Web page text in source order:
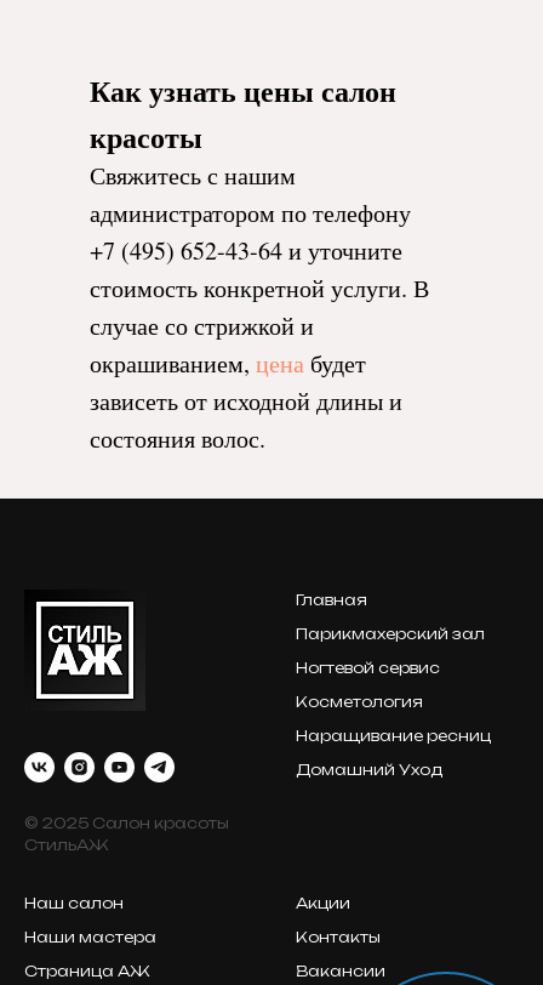
Как узнать цены салон
красоты
Свяжитесь с нашим
администратором по телефону
+7 (495) 652-43-64 и уточните
стоимость конкретной услуги. В
случае со стрижкой и
окрашиванием, цена будет
зависеть от исходной длины и
состояния волос.
© 2025 Салон красоты
СтильАЖ
Главная
Парикмахерский зал
Ногтевой сервис
Косметология
Наращивание ресниц
Домашний Уход
Наш салон
Наши мастера
Страница АЖ
Акции
Контакты
Вакансии